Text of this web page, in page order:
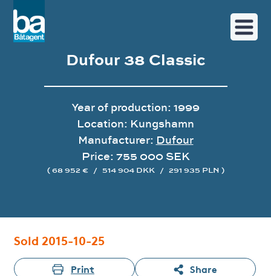
Dufour 38 Classic
Year of production: 1999
Location: Kungshamn
Manufacturer: Dufour
Price: 755 000 SEK
( 68 952 € / 514 904 DKK / 291 935 PLN )
Sold 2015-10-25
Print Share